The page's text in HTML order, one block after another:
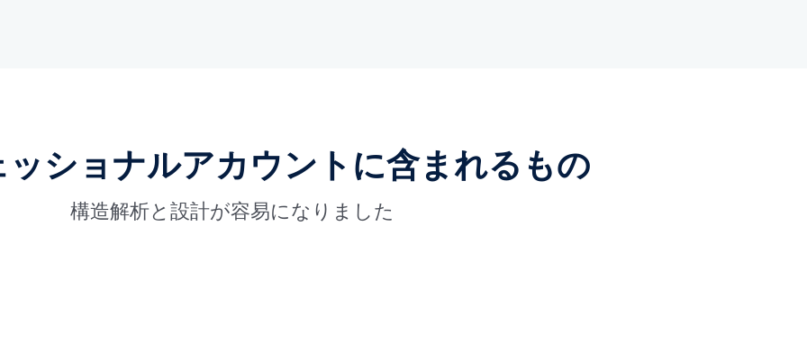
ショナルアカウントに含まれるもの
構造解析と設計が容易になりました